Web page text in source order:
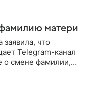
матери
что
Telegram-канал
о смене фамилии,